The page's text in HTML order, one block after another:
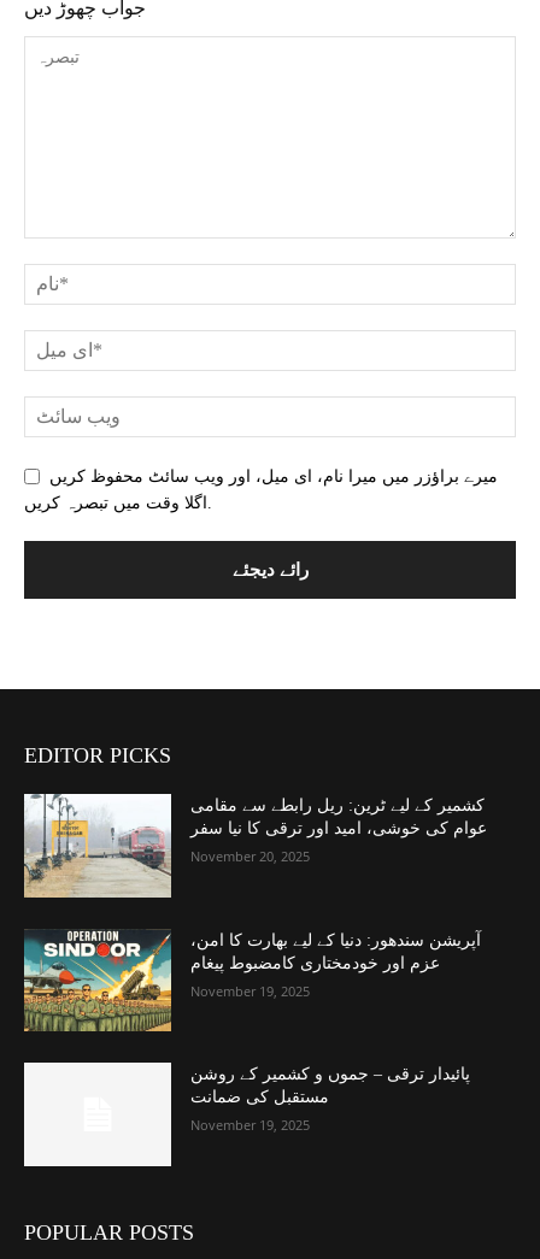
جواب چھوڑ دیں
میرے براؤزر میں میرا نام، ای میل، اور ویب سائٹ محفوظ کریں
اگلا وقت میں تبصرہ کریں.
EDITOR PICKS
کشمیر کے لیے ٹرین: ریل رابطے سے مقامی
عوام کی خوشی، امید اور ترقی کا نیا سفر
November 20, 2025
آپریشن سندھور: دنیا کے لیے بھارت کا امن،
عزم اور خودمختاری کامضبوط پیغام
November 19, 2025
پائیدار ترقی – جموں و کشمیر کے روشن
مستقبل کی ضمانت
November 19, 2025
POPULAR POSTS